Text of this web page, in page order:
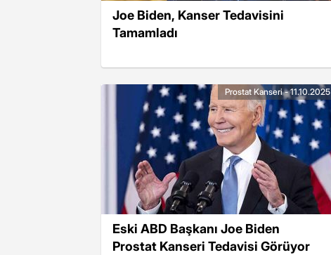
Joe Biden, Kanser Tedavisini
Tamamladı
Eski ABD Başkanı Joe Biden
Prostat Kanseri Tedavisi Görüyor
Prostat Kanseri - 11.10.2025